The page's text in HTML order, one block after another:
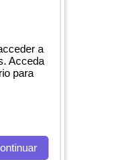
a
Acceda
para